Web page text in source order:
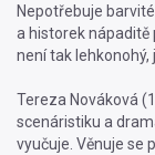
Nepotřebuje
a historek nápaditě
není tak lehkonohý,
Tereza Nováková
scenáristiku a
vyučuje. Věnuje se